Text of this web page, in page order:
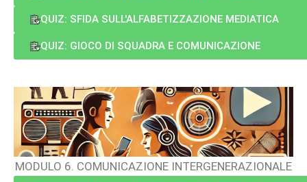
QUIZ: SFIDA SULL'ALFABETIZZAZIONE MEDIATICA
QUIZ: GIOCO DI SQUADRA E COMUNICAZIONE
MODULO 6. COMUNICAZIONE INTERGENERAZIONALE